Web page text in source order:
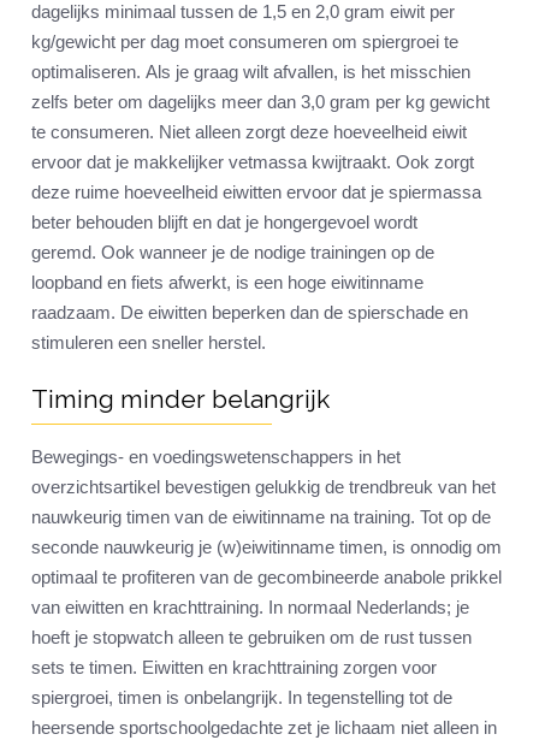
dagelijks minimaal tussen de 1,5 en 2,0 gram eiwit per
kg/gewicht per dag moet consumeren om spiergroei te
optimaliseren. Als je graag wilt afvallen, is het misschien
zelfs beter om dagelijks meer dan 3,0 gram per kg gewicht
te consumeren. Niet alleen zorgt deze hoeveelheid eiwit
ervoor dat je makkelijker vetmassa kwijtraakt. Ook zorgt
deze ruime hoeveelheid eiwitten ervoor dat je spiermassa
beter behouden blijft en dat je hongergevoel wordt
geremd. Ook wanneer je de nodige trainingen op de
loopband en fiets afwerkt, is een hoge eiwitinname
raadzaam. De eiwitten beperken dan de spierschade en
stimuleren een sneller herstel.
Timing minder belangrijk
Bewegings- en voedingswetenschappers in het
overzichtsartikel bevestigen gelukkig de trendbreuk van het
nauwkeurig timen van de eiwitinname na training. Tot op de
seconde nauwkeurig je (w)eiwitinname timen, is onnodig om
optimaal te profiteren van de gecombineerde anabole prikkel
van eiwitten en krachttraining. In normaal Nederlands; je
hoeft je stopwatch alleen te gebruiken om de rust tussen
sets te timen. Eiwitten en krachttraining zorgen voor
spiergroei, timen is onbelangrijk. In tegenstelling tot de
heersende sportschoolgedachte zet je lichaam niet alleen in